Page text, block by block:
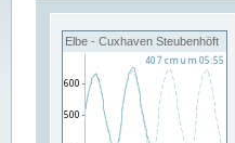
Elbe - Cuxhaven Steubenhöft